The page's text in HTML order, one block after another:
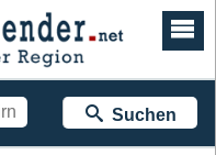
Suchen